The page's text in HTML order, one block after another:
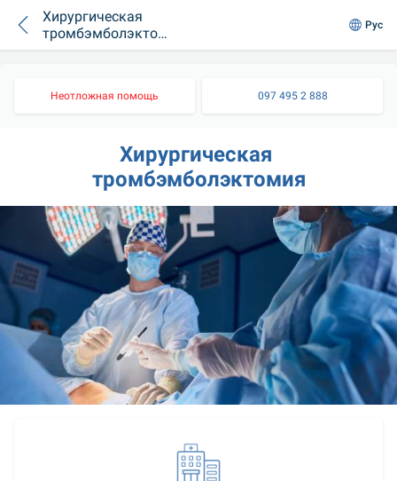
Хирургическая
тромбэмболэктоми
я
Рус
Неотложная помощь 097 495 2 888
Хирургическая
тромбэмболэктомия